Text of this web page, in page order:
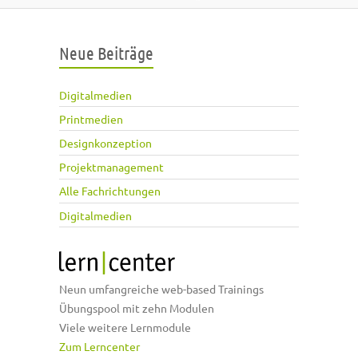
Neue Beiträge
Digitalmedien
Printmedien
Designkonzeption
Projektmanagement
Alle Fachrichtungen
Digitalmedien
Neun umfangreiche web-based Trainings
Übungspool mit zehn Modulen
Viele weitere Lernmodule
Zum Lerncenter